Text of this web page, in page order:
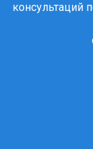
консультаций